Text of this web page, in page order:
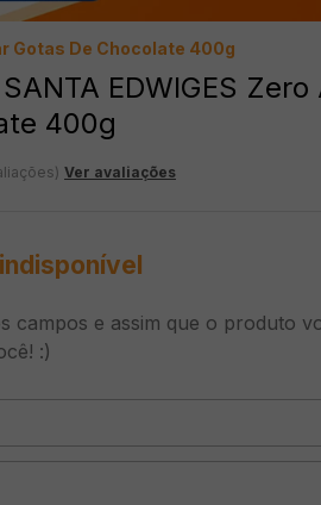
Gotas De Chocolate 400g
EDWIGES
400g
Ver avaliações
campos e assim que o produto
:)